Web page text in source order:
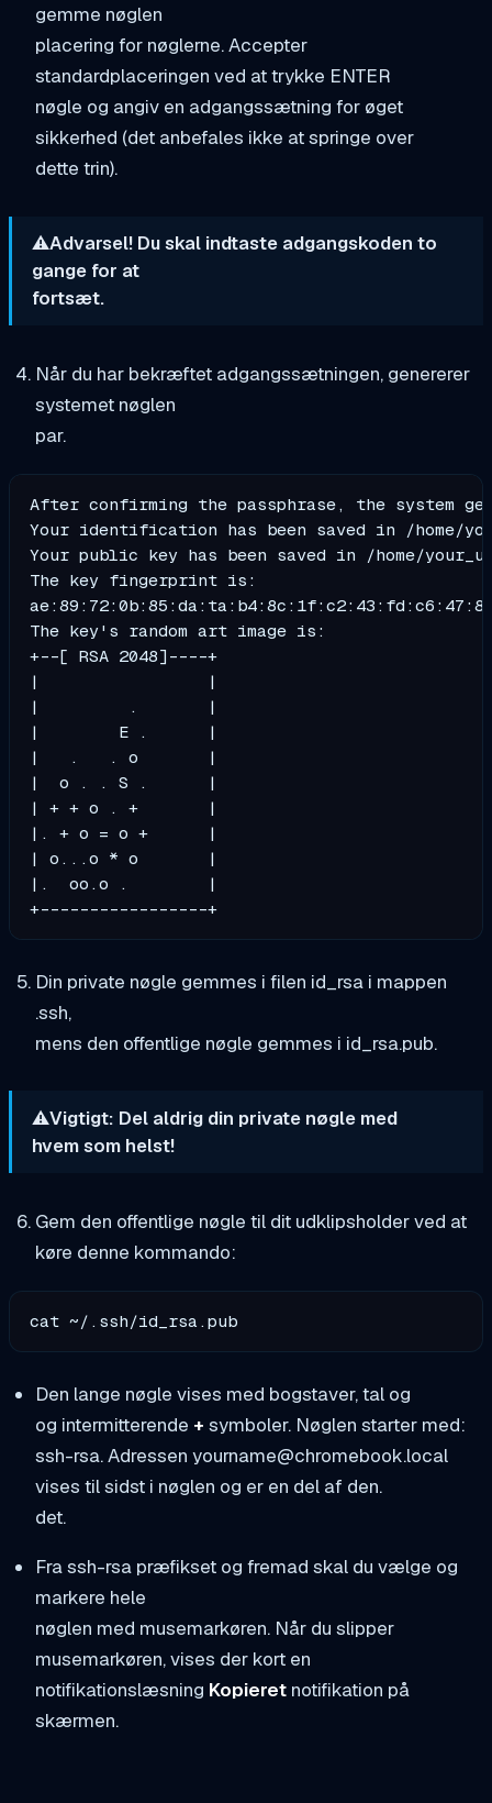
gemme nøglen
placering for nøglerne. Accepter
standardplaceringen ved at trykke ENTER
nøgle og angiv en adgangssætning for øget
sikkerhed (det anbefales ikke at springe over
dette trin).
⚠️Advarsel! Du skal indtaste adgangskoden to
gange for at
fortsæt.
Når du har bekræftet adgangssætningen, genererer
systemet nøglen
par.
After confirming the passphrase, the system
Your identification has been saved in /home/
Your public key has been saved in /home/
The key fingerprint is:
The key's random art image is:
+--[ RSA 2048]----+
|                 |
|         .       |
|        E .      |
|   .   . o       |
|  o . . S .      |
| + + o . +       |
|. + o = o +      |
| o...o * o       |
|.  oo.o .        |
+-----------------+
Din private nøgle gemmes i filen id_rsa i mappen
.ssh,
mens den offentlige nøgle gemmes i id_rsa.pub.
⚠️Vigtigt: Del aldrig din private nøgle med
hvem som helst!
Gem den offentlige nøgle til dit udklipsholder ved at
køre denne kommando:
cat ~/.ssh/id_rsa.pub
Den lange nøgle vises med bogstaver, tal og
og intermitterende + symboler. Nøglen starter med:
ssh-rsa. Adressen yourname@chromebook.local
vises til sidst i nøglen og er en del af den.
det.
Fra ssh-rsa præfikset og fremad skal du vælge og
markere hele
nøglen med musemarkøren. Når du slipper
musemarkøren, vises der kort en
notifikationslæsning Kopieretnotifikation på
skærmen.